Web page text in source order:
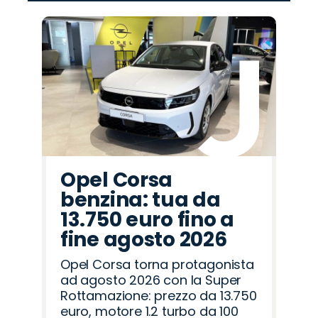
Promo
Peugeot
Promo
Seat
Promo
Jaecoo
Promo
Abarth
Promo
Omoda
Promo
Opel
Promo
Jeep
Promo
Cupra
Promo
Mazda
Promo
Citroën
Promo
Lancia
Promo
Fiat
Promo
Hyundai
Promo
Alfa
Romeo
Promo
Land
Rover
Opel Corsa
benzina: tua da
13.750 euro fino a
fine agosto 2026
Opel Corsa torna protagonista
ad agosto 2026 con la Super
Rottamazione: prezzo da 13.750
euro, motore 1.2 turbo da 100